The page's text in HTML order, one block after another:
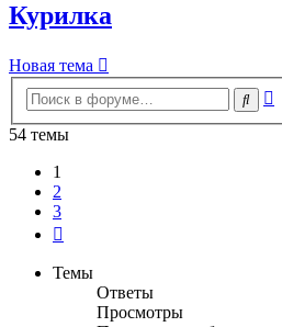
Курилка
Новая тема
Поиск
54 темы
1
2
3
Темы
Ответы
Просмотры